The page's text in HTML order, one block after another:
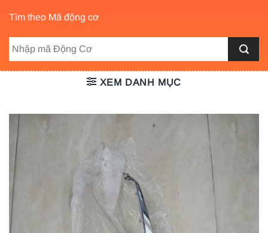
Tìm theo Mã động cơ
XEM DANH MỤC